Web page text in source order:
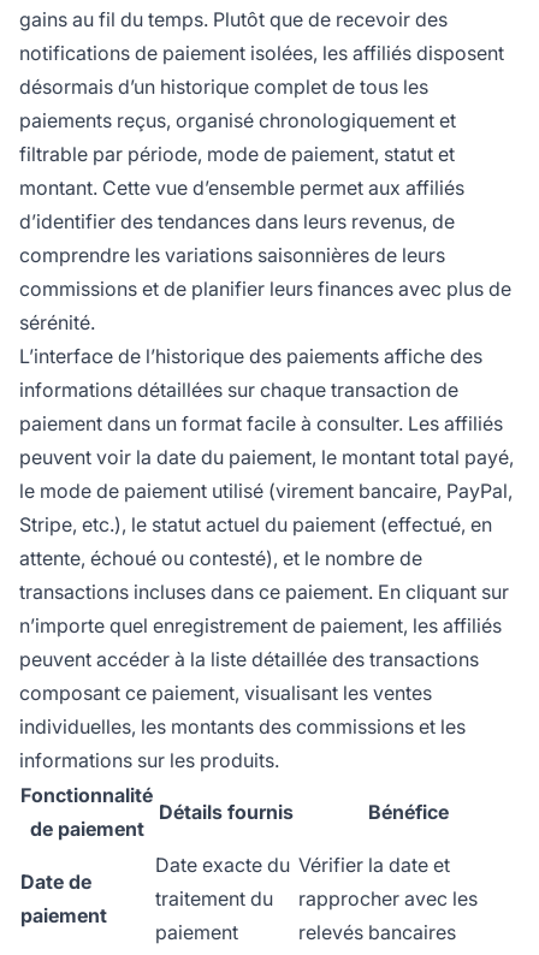
gains au fil du temps. Plutôt que de recevoir des
notifications de paiement isolées, les affiliés disposent
désormais d’un historique complet de tous les
paiements reçus, organisé chronologiquement et
filtrable par période, mode de paiement, statut et
montant. Cette vue d’ensemble permet aux affiliés
d’identifier des tendances dans leurs revenus, de
comprendre les variations saisonnières de leurs
commissions et de planifier leurs finances avec plus de
sérénité.
L’interface de l’historique des paiements affiche des
informations détaillées sur chaque transaction de
paiement dans un format facile à consulter. Les affiliés
peuvent voir la date du paiement, le montant total payé,
le mode de paiement utilisé (virement bancaire, PayPal,
Stripe, etc.), le statut actuel du paiement (effectué, en
attente, échoué ou contesté), et le nombre de
transactions incluses dans ce paiement. En cliquant sur
n’importe quel enregistrement de paiement, les affiliés
peuvent accéder à la liste détaillée des transactions
composant ce paiement, visualisant les ventes
individuelles, les montants des commissions et les
informations sur les produits.
Fonctionnalité
de paiement
Détails fournis Bénéfice
Date de
paiement
Date exacte du
traitement du
paiement
Vérifier la date et
rapprocher avec les
relevés bancaires